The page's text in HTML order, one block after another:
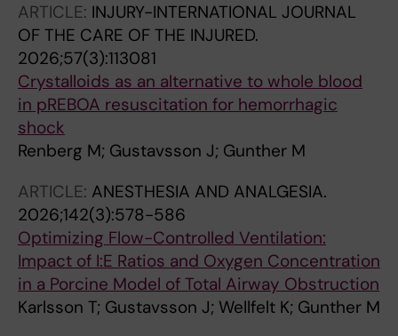
ARTICLE: INJURY-INTERNATIONAL JOURNAL
OF THE CARE OF THE INJURED.
2026;57(3):113081
Crystalloids as an alternative to whole blood
in pREBOA resuscitation for hemorrhagic
shock
Renberg M; Gustavsson J; Gunther M
ARTICLE: ANESTHESIA AND ANALGESIA.
2026;142(3):578-586
Optimizing Flow-Controlled Ventilation:
Impact of I:E Ratios and Oxygen Concentration
in a Porcine Model of Total Airway Obstruction
Karlsson T; Gustavsson J; Wellfelt K; Gunther M